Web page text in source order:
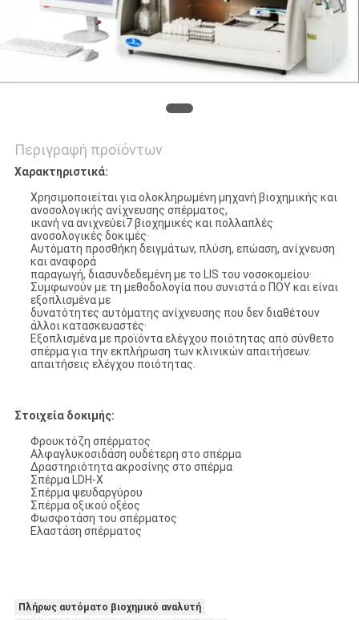
ΖΗΤΉΣΤΕ
ΈΝΑ
ΑΠΌΣΠΑΣΜΑ
PRIVACY
POLICY
Περιγραφή προϊόντων
Χαρακτηριστικά:
Χρησιμοποιείται για ολοκληρωμένη μηχανή βιοχημικής και
ανοσολογικής ανίχνευσης σπέρματος,
ικανή να ανιχνεύει7 βιοχημικές και πολλαπλές
ανοσολογικές δοκιμές·
Αυτόματη προσθήκη δειγμάτων, πλύση, επώαση, ανίχνευση
και αναφορά
παραγωγή, διασυνδεδεμένη με το LIS του νοσοκομείου·
Συμφωνούν με τη μεθοδολογία που συνιστά ο ΠΟΥ και είναι
εξοπλισμένα με
δυνατότητες αυτόματης ανίχνευσης που δεν διαθέτουν
άλλοι κατασκευαστές·
Εξοπλισμένα με προϊόντα ελέγχου ποιότητας από σύνθετο
σπέρμα για την εκπλήρωση των κλινικών απαιτήσεων.
απαιτήσεις ελέγχου ποιότητας.
Στοιχεία δοκιμής:
Φρουκτόζη σπέρματος
Αλφαγλυκοσιδάση ουδέτερη στο σπέρμα
Δραστηριότητα ακροσίνης στο σπέρμα
Σπέρμα LDH-X
Σπέρμα ψευδαργύρου
Σπέρμα οξικού οξέος
Φωσφοτάση του σπέρματος
Ελαστάση σπέρματος
Πλήρως αυτόματο βιοχημικό αναλυτή